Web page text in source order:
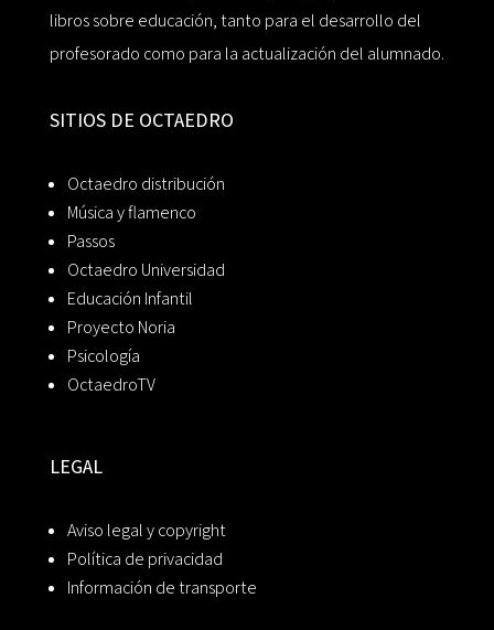
libros sobre educación, tanto para el desarrollo del
profesorado como para la actualización del alumnado.
SITIOS DE OCTAEDRO
Octaedro distribución
Música y flamenco
Passos
Octaedro Universidad
Educación Infantil
Proyecto Noria
Psicología
OctaedroTV
LEGAL
Aviso legal y copyright
Política de privacidad
Información de transporte